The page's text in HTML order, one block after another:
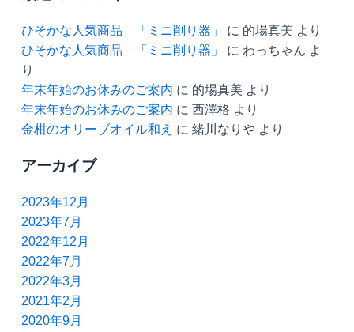
ひそかな人気商品 「ミニ削り器」 に 的場真美 より
ひそかな人気商品 「ミニ削り器」
に わっちゃん よ
り
年末年始のお休みのご案内 に 的場真美 より
年末年始のお休みのご案内 に 西澤格 より
金柑のオリーブオイル和え に 緒川なりや より
アーカイブ
2023年12月
2023年7月
2022年12月
2022年7月
2022年3月
2021年2月
2020年9月